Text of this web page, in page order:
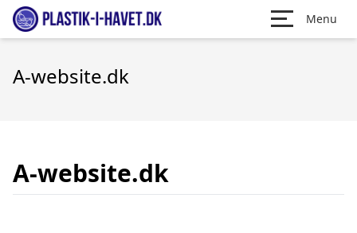
Menu
A-website.dk
A-website.dk